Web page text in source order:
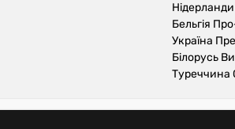
Нідерланди
Бельгія
Україна
Білорусь
Туреччина